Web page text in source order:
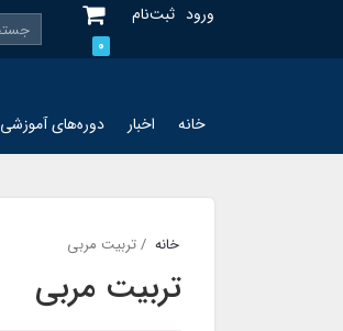
ورود ثبت‌نام
0
خانه اخبار دوره‌های آموزشی
خانه تربیت مربی
تربیت مربی